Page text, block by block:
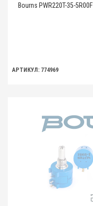
Bourns PWR220T-35-5R00F
АРТИКУЛ: 774969